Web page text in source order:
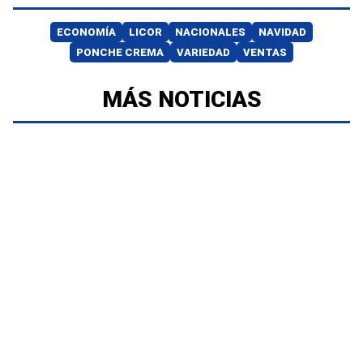
ECONOMÍA LICOR NACIONALES
NAVIDAD
PONCHE CREMA
VARIEDAD VENTAS
MÁS NOTICIAS